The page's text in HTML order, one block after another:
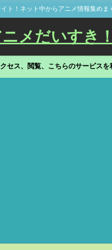
ト！ネット中からアニメ情報集めま
メだいすき
セス、閲覧、こちらのサービス